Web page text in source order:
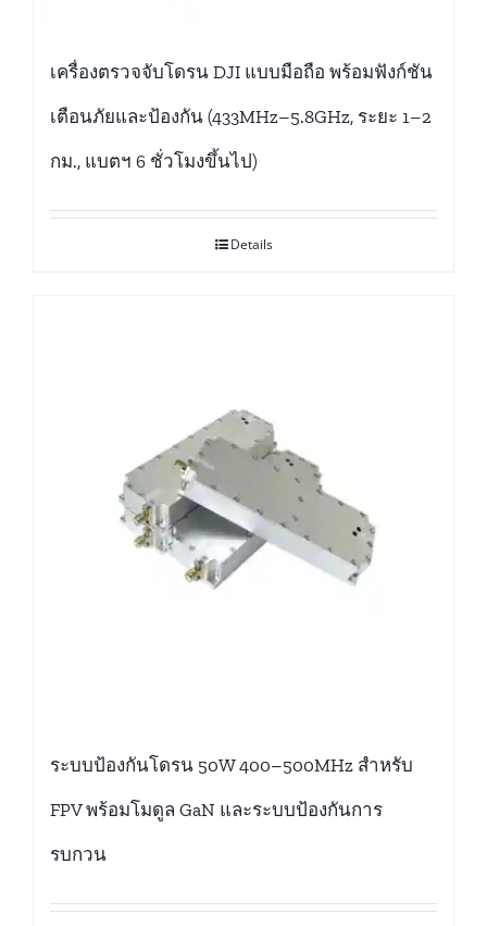
เครื่องตรวจจับโดรน DJI แบบมือถือ พร้อมฟังก์ชัน
เตือนภัยและป้องกัน (433MHz–5.8GHz, ระยะ 1–2
กม., แบตฯ 6 ชั่วโมงขึ้นไป)
Details
ระบบป้องกันโดรน 50W 400–500MHz สำหรับ
FPV พร้อมโมดูล GaN และระบบป้องกันการ
รบกวน